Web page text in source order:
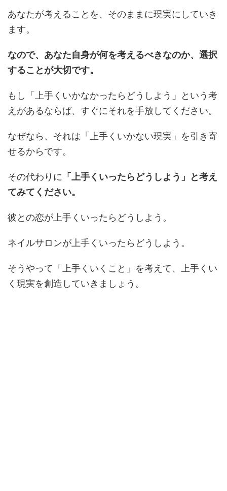
あなたが考えることを、そのままに現実にしていき
ます。
なので、あなた自身が何を考えるべきなのか、選択
することが大切です。
もし「上手くいかなかったらどうしよう」という考
えがあるならば、すぐにそれを手放してください。
なぜなら、それは「上手くいかない現実」を引き寄
せるからです。
その代わりに 「上手くいったらどうしよう」と考え
てみてください。
彼との恋が上手くいったらどうしよう。
ネイルサロンが上手くいったらどうしよう。
そうやって「上手くいくこと」を考えて、上手くい
く現実を創造していきましょう。